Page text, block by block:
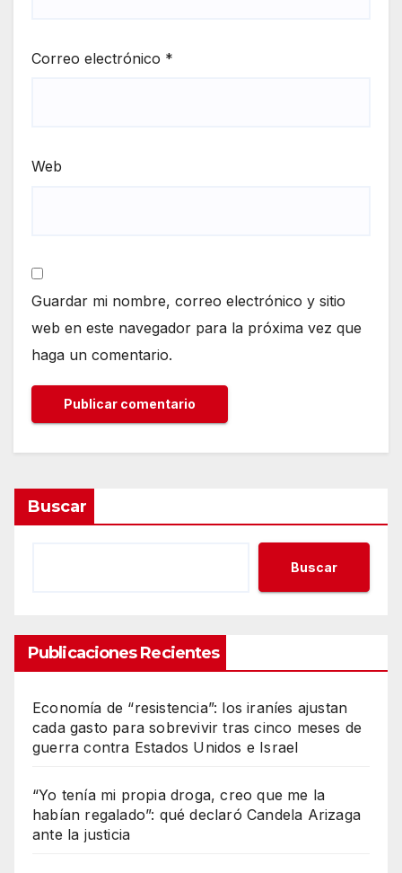
Correo electrónico *
Web
Guardar mi nombre, correo electrónico y sitio
web en este navegador para la próxima vez que
haga un comentario.
Buscar
Buscar
Publicaciones Recientes
Economía de “resistencia”: los iraníes ajustan
cada gasto para sobrevivir tras cinco meses de
guerra contra Estados Unidos e Israel
“Yo tenía mi propia droga, creo que me la
habían regalado”: qué declaró Candela Arizaga
ante la justicia